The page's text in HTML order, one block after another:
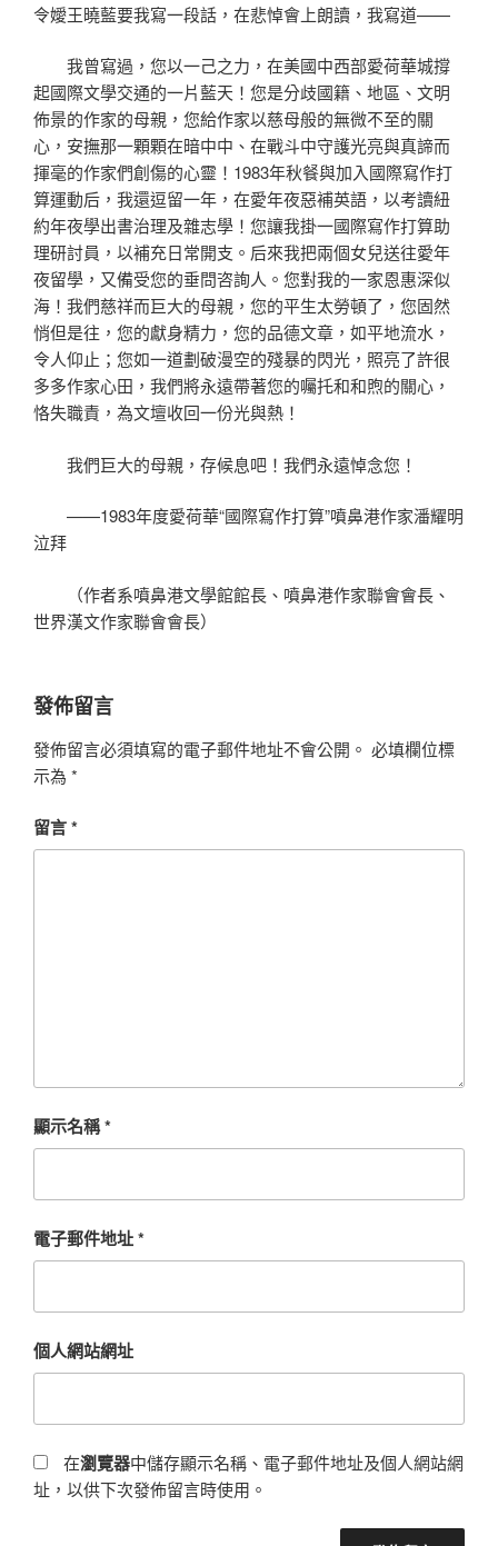
令嬡王曉藍要我寫一段話，在悲悼會上朗讀，我寫道——
我曾寫過，您以一己之力，在美國中西部愛荷華城撐
起國際文學交通的一片藍天！您是分歧國籍、地區、文明
佈景的作家的母親，您給作家以慈母般的無微不至的關
心，安撫那一顆顆在暗中中、在戰斗中守護光亮與真諦而
揮毫的作家們創傷的心靈！1983年秋餐與加入國際寫作打
算運動后，我還逗留一年，在愛年夜惡補英語，以考讀紐
約年夜學出書治理及雜志學！您讓我掛一國際寫作打算助
理研討員，以補充日常開支。后來我把兩個女兒送往愛年
夜留學，又備受您的垂問咨詢人。您對我的一家恩惠深似
海！我們慈祥而巨大的母親，您的平生太勞頓了，您固然
悄但是往，您的獻身精力，您的品德文章，如平地流水，
令人仰止；您如一道劃破漫空的殘暴的閃光，照亮了許很
多多作家心田，我們將永遠帶著您的囑托和和煦的關心，
恪失職責，為文壇收回一份光與熱！
我們巨大的母親，存候息吧！我們永遠悼念您！
——1983年度愛荷華“國際寫作打算”噴鼻港作家潘耀明
泣拜
（作者系噴鼻港文學館館長、噴鼻港作家聯會會長、
世界漢文作家聯會會長）
發佈留言
發佈留言必須填寫的電子郵件地址不會公開。 必填欄位標
示為 *
留言*
顯示名稱*
電子郵件地址*
個人網站網址
在瀏覽器中儲存顯示名稱、電子郵件地址及個人網站網
址，以供下次發佈留言時使用。